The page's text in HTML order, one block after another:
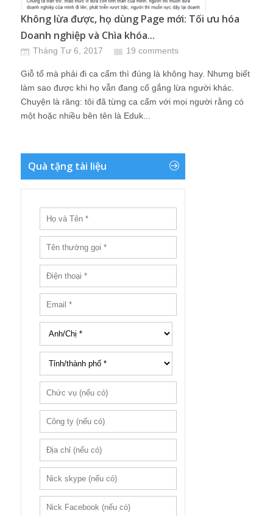
Không lừa được, họ dùng Page mới: Tối ưu hóa
Doanh nghiệp và Chìa khóa...
Tháng Tư 6, 2017 19 comments
Giỗ tổ mà phải đi ca cẩm thì đúng là không hay. Nhưng biết
làm sao được khi họ vẫn đang cố gắng lừa người khác.
Chuyện là răng: tôi đã từng ca cẩm với mọi người rằng có
một hoặc nhiều bên tên là Eduk...
Quà tặng tài liệu